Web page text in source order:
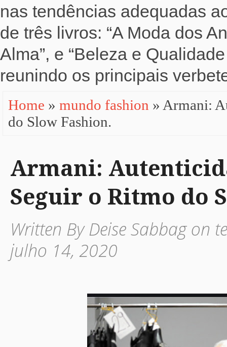
nas tendências adequadas
de três livros: “A Moda dos
Alma”, e “Beleza e
reunindo os principais
Home » mundo fashion » Armani:
do Slow Fashion.
Armani:
Seguir o Ritmo do
Written By Deise Sabbag
julho 14, 2020